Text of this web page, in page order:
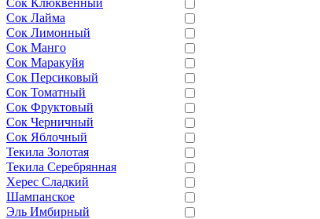
Сок Лайма
Сок Лимонный
Сок Манго
Сок Маракуйя
Сок Персиковый
Сок Томатный
Сок Фруктовый
Сок Черничный
Сок Яблочный
Текила Золотая
Текила Серебрянная
Херес Сладкий
Шампанское
Эль Имбирный